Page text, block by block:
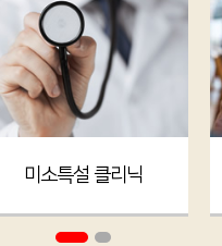
미소특설 클리닉